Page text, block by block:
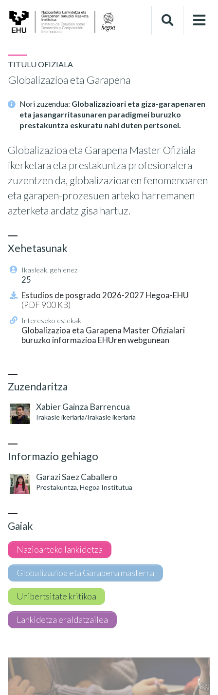
TITULU OFIZIALA
Globalizazioa eta Garapena
Nori zuzendua: Globalizazioari eta giza-garapenaren
eta jasangarritasunaren paradigmei buruzko
prestakuntza eskuratu nahi duten pertsonei.
Globalizazioa eta Garapena Master Ofiziala
ikerketara eta prestakuntza profesionalera
zuzentzen da, globalizazioaren fenomenoaren
eta garapen-prozesuen arteko harremanen
azterketa ardatz gisa hartuz.
Xehetasunak
Ikasleak, gehienez
25
Estudios de posgrado 2026-2027 Hegoa-EHU
(PDF 900 KB)
Intereseko estekak
Globalizazioa eta Garapena Master Ofizialari
buruzko informazioa EHUren webgunean
Zuzendaritza
Xabier Gainza Barrencua
Irakasle ikerlaria/Irakasle ikerlaria
Informazio gehiago
Garazi Saez Caballero
Prestakuntza, Hegoa Institutua
Gaiak
Nazioarteko lankidetza
Globalizazioa eta Garapena masterra
Unibertsitate kritikoa
Lankidetza eraldatzailea